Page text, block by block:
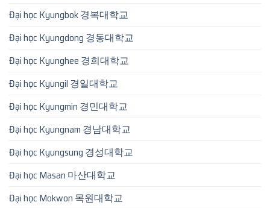
Đại học Kyungbok 경복대학교
Đại học Kyungdong 경동대학교
Đại học Kyunghee 경희대학교
Đại học Kyungil 경일대학교
Đại học Kyungmin 경민대학교
Đại học Kyungnam 경남대학교
Đại học Kyungsung 경성대학교
Đại học Masan 마산대학교
Đại học Mokwon 목원대학교